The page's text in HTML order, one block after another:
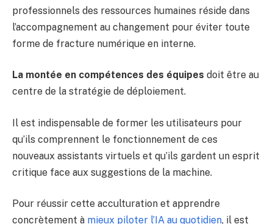
professionnels des ressources humaines réside dans
l’accompagnement au changement pour éviter toute
forme de fracture numérique en interne.
La montée en compétences des équipes doit être au
centre de la stratégie de déploiement.
Il est indispensable de former les utilisateurs pour
qu’ils comprennent le fonctionnement de ces
nouveaux assistants virtuels et qu’ils gardent un esprit
critique face aux suggestions de la machine.
Pour réussir cette acculturation et apprendre
concrètement à mieux piloter l’IA au quotidien, il est